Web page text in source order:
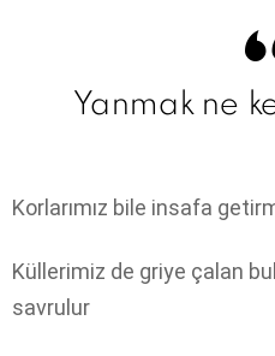
Yanmak ne
Korlarımız bile insafa
Küllerimiz de griye çalan
savrulur